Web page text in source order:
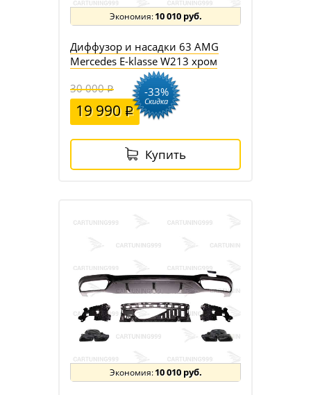
10 010 руб.
Диффузор и насадки 63 AMG
Mercedes E-klasse W213 хром
30 000
19 990
-33%
Скидка
Купить
10 010 руб.